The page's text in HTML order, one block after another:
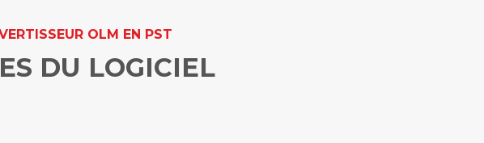
OLM EN PST
DU LOGICIEL